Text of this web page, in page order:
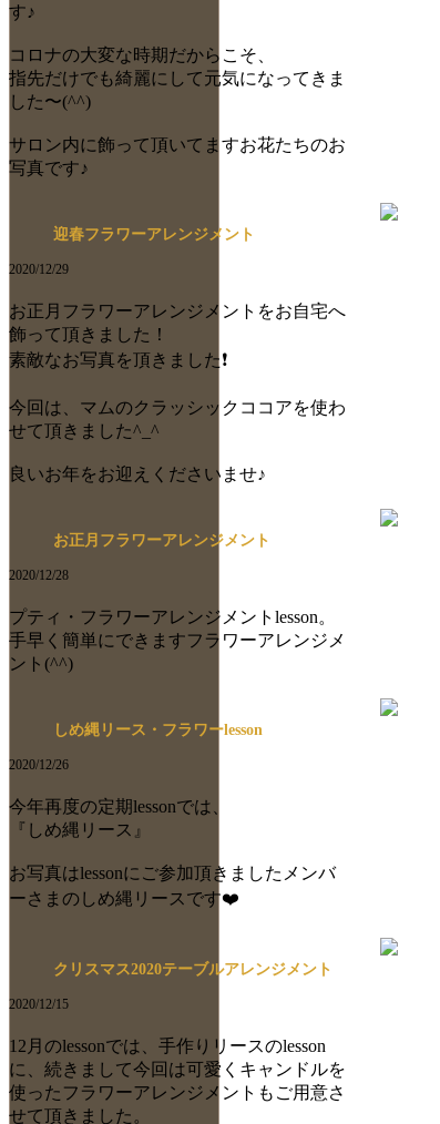
す♪
コロナの大変な時期だからこそ、
指先だけでも綺麗にして元気になってきま
した〜(^^)
サロン内に飾って頂いてますお花たちのお
写真です♪
迎春フラワーアレンジメント
2020/12/29
お正月フラワーアレンジメントをお自宅へ
飾って頂きました！
素敵なお写真を頂きました❗️
今回は、マムのクラッシックココアを使わ
せて頂きました^_^
良いお年をお迎えくださいませ♪
お正月フラワーアレンジメント
2020/12/28
プティ・フラワーアレンジメントlesson。
手早く簡単にできますフラワーアレンジメ
ント(^^)
しめ縄リース・フラワーlesson
2020/12/26
今年再度の定期lessonでは、
『しめ縄リース』
お写真はlessonにご参加頂きましたメンバ
ーさまのしめ縄リースです❤️
クリスマス2020テーブルアレンジメント
2020/12/15
12月のlessonでは、手作りリースのlesson
に、続きまして今回は可愛くキャンドルを
使ったフラワーアレンジメントもご用意さ
せて頂きました。